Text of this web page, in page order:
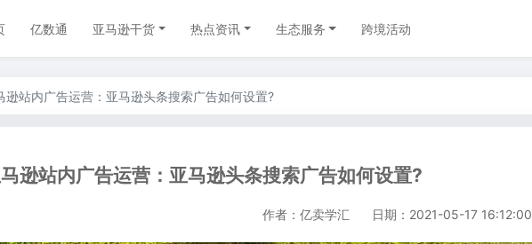
亿数通 亚马逊干货 热点资讯 生态服务 跨境活动
逊站内广告运营：亚马逊头条搜索广告如何设置?
逊站内广告运营：亚马逊头条搜索广告如何设置?
作者：亿卖学汇 日期：2021-05-17 16:12:00